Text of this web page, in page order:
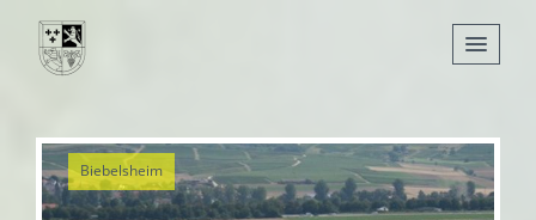
Nachrichten
Leben
Biebelsheim